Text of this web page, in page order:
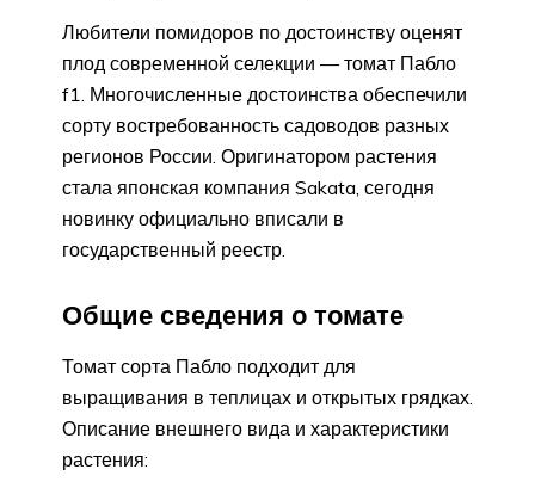
Любители помидоров по достоинству оценят
плод современной селекции — томат Пабло
f1. Многочисленные достоинства обеспечили
сорту востребованность садоводов разных
регионов России. Оригинатором растения
стала японская компания Sakata, сегодня
новинку официально вписали в
государственный реестр.
Общие сведения о томате
Томат сорта Пабло подходит для
выращивания в теплицах и открытых грядках.
Описание внешнего вида и характеристики
растения: